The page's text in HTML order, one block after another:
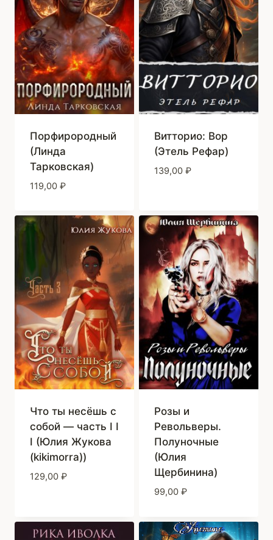
Порфирородный
(Линда
Тарковская)
119,00 ₽
Витторио: Вор
(Этель Рефар)
139,00 ₽
Что ты несёшь с
собой — часть I I
I (Юлия Жукова
(kikimorra))
129,00 ₽
Розы и
Револьверы.
Полуночные
(Юлия
Щербинина)
99,00 ₽